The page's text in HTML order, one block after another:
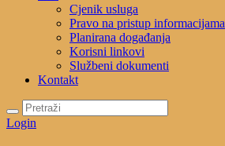
Cjenik usluga
Pravo na pristup informacijama
Planirana događanja
Korisni linkovi
Službeni dokumenti
Kontakt
Login